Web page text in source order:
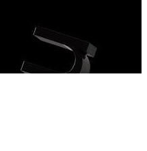
больше всего.
зарабатывать от